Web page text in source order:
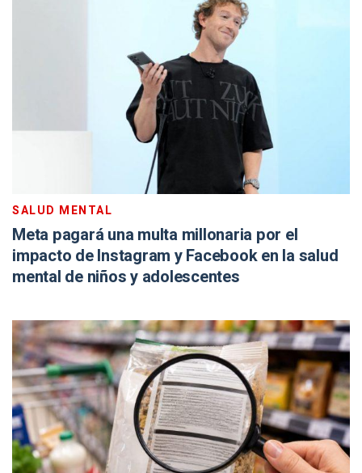
SALUD MENTAL
Meta pagará una multa millonaria por el
impacto de Instagram y Facebook en la salud
mental de niños y adolescentes